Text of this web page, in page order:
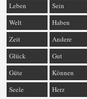
Leben Sein
Welt
Haben
Zeit
Andere
Glück
Gut
Güte
Können
Seele
Herz